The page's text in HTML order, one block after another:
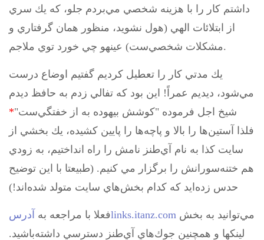
داشتم كار را با هزينه شخصي مي‌بردم جلو، كه يك سري
از ابتلائات الهي (هول نشويد، منظور همان گرفتاري و
مشكلات شخصي‌ست) عينهو چي خورد توي ملاجم.
يك مدتي كار را تعطيل كرديم گفتيم اوضاع درست
مي‌شود، ديديم عمراً! اين بود كه تفالي زدم به حافظ ديدم
شيخ اجل فرموده "كوشش بيهوده به از خفتگي‌ست"*
فلذا آستين‌ها را بالا و پاچه‌ها را پايين كشيده، يك بخشي از
سايت كذا به نام آي‌طنز نامش را راه انداختيم، به زودي
هم ختنه‌سورانش را برگزار مي كنيم. (طبيعتا با اين توضيح
حدس زده‌ايد كه كدام بخش‌هاي سايت متولد شده‌اند!)
فعلا با مراجعه بهآدرسlinks.itanz.com
لينكها و همچنين جوك‌هاي آي‌طنز دسترسي داشته‌باشيد.